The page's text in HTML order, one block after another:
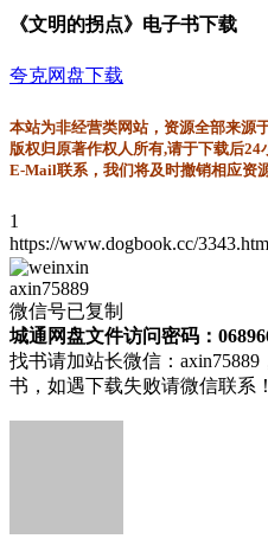
《文明的拐点》电子书下载
夸克网盘下载
本站为非经营类网站，资源全部来源
版权归原著作权人所有,请于下载后
E-Mail联系，我们将及时撤销相应资
1
https://www.dogbook.cc/
axin75889
微信号已复制
城通网盘文件访问密码：
找书请加站长微信：
书，如遇下载失败请微信联系！